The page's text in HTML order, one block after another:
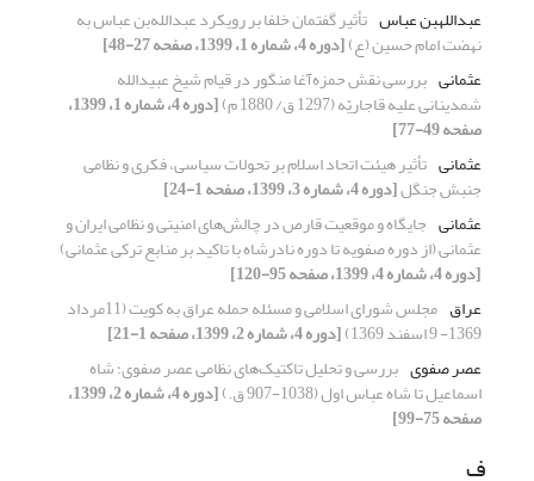
عبدالله­بن عباس تأثیر گفتمان خلفا بر رویکرد عبدالله‌بن عباس به
نهضت امام حسین (ع)[دوره 4، شماره 1، 1399، صفحه 27-48]
عثمانی بررسی نقش حمزه‌آغا منگور در قیام شیخ ‌عبیدالله
شمدینانی علیه قاجاریّه (1297 ق/ 1880 م) [دوره 4، شماره 1، 1399،
صفحه 49-77]
عثمانی تأثیر هیئت اتحاد اسلام بر تحولات سیاسی، فکری و نظامی
جنبش جنگل[دوره 4، شماره 3، 1399، صفحه 1-24]
عثمانی‌ جایگاه و موقعیت قارص در چالش‌های امنیتی و نظامی ایران و
عثمانی‌ (از دوره صفویه تا دوره نادرشاه با تاکید بر منابع ترکی عثمانی)
[دوره 4، شماره 4، 1399، صفحه 95-120]
عراق
مجلس شورای اسلامی و مسئله حمله عراق به کویت (11مرداد
1369- 9 اسفند 1369)
[دوره 4، شماره 2، 1399، صفحه 1-21]
عصر صفوی بررسی و تحلیل تاکتیک‌های نظامی عصر صفوی؛ شاه
اسماعیل تا شاه عباس اول (1038-907 ق.) [دوره 4، شماره 2، 1399،
صفحه 75-99]
ف